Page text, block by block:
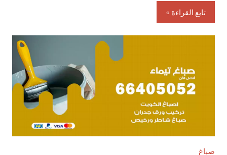
تابع القراءة
صباغ